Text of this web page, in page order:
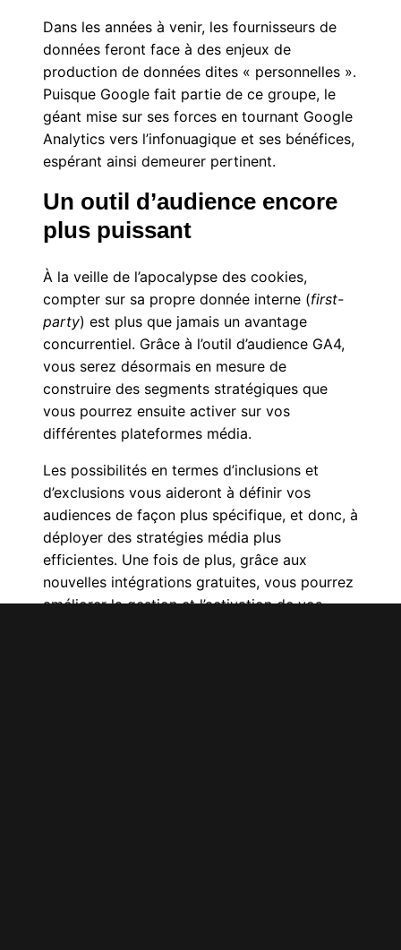
Dans les années à venir, les fournisseurs de
données feront face à des enjeux de
production de données dites « personnelles ».
Puisque Google fait partie de ce groupe, le
géant mise sur ses forces en tournant Google
Analytics vers l’infonuagique et ses bénéfices,
espérant ainsi demeurer pertinent.
Un outil d’audience encore
plus puissant
À la veille de l’apocalypse des cookies,
compter sur sa propre donnée interne (first-
party) est plus que jamais un avantage
concurrentiel. Grâce à l’outil d’audience GA4,
vous serez désormais en mesure de
construire des segments stratégiques que
vous pourrez ensuite activer sur vos
différentes plateformes média.
Les possibilités en termes d’inclusions et
d’exclusions vous aideront à définir vos
audiences de façon plus spécifique, et donc, à
déployer des stratégies média plus
efficientes. Une fois de plus, grâce aux
nouvelles intégrations gratuites, vous pourrez
améliorer la gestion et l’activation de vos